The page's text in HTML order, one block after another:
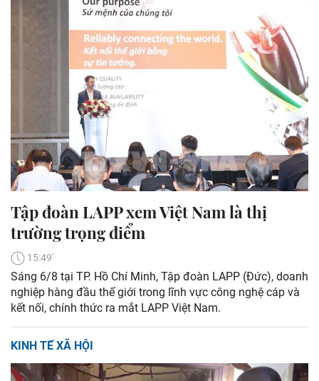
Tập đoàn LAPP xem Việt Nam là thị
trường trọng điểm
15:49'
Sáng 6/8 tại TP. Hồ Chí Minh, Tập đoàn LAPP (Đức), doanh
nghiệp hàng đầu thế giới trong lĩnh vực công nghệ cáp và
kết nối, chính thức ra mắt LAPP Việt Nam.
KINH TẾ XÃ HỘI